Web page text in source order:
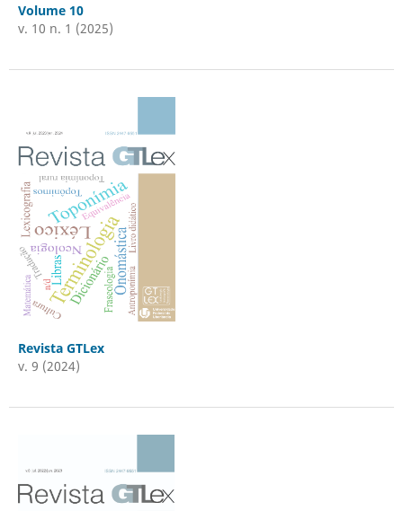
Volume 10
v. 10 n. 1 (2025)
Revista GTLex
v. 9 (2024)